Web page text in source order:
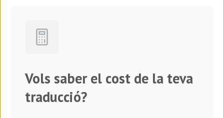
Vols saber el cost de la teva
traducció?